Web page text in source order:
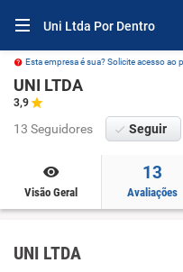
Uni Ltda Por Dentro
Esta empresa é sua? Solicite acesso ao
UNI LTDA
3,9
13 Seguidores Seguir
Visão Geral
13
Avaliações
UNI LTDA